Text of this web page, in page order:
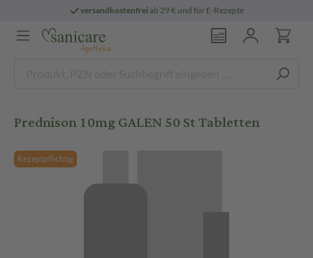
versandkostenfreiab 29 € und für E-Rezepte
Prednison 10mg GALEN 50 St Tabletten
Rezeptpflichtig